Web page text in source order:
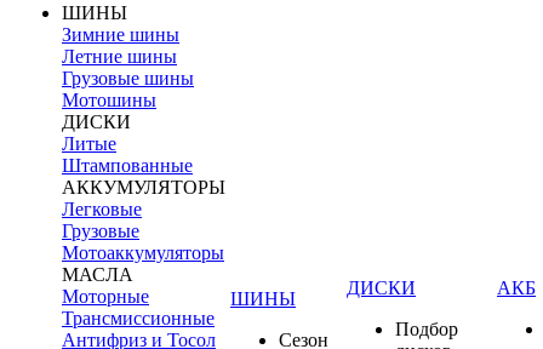
ШИНЫ
Зимние шины
Летние шины
Грузовые шины
Мотошины
ДИСКИ
Литые
Штампованные
АККУМУЛЯТОРЫ
Легковые
Грузовые
Мотоаккумуляторы
МАСЛА
Моторные
Трансмиссионные
Антифриз и Тосол
ШИНЫ
Сезон
ДИСКИ
Подбор
АКБ